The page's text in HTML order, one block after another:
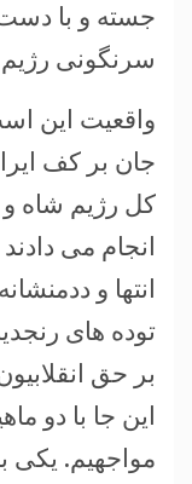
جسته و با
سرنگونی
واقعیت این
جان بر کف
کل رژیم شاه و
انجام می
انتها و
توده های
بر حق
این جا با دو
مواجهیم. یکی